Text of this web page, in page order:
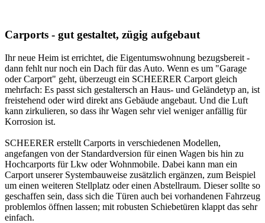
Carports - gut gestaltet, zügig aufgebaut
Ihr neue Heim ist errichtet, die Eigentumswohnung bezugsbereit -
dann fehlt nur noch ein Dach für das Auto. Wenn es um "Garage
oder Carport" geht, überzeugt ein SCHEERER Carport gleich
mehrfach: Es passt sich gestaltersch an Haus- und Geländetyp an, ist
freistehend oder wird direkt ans Gebäude angebaut. Und die Luft
kann zirkulieren, so dass ihr Wagen sehr viel weniger anfällig für
Korrosion ist.
SCHEERER erstellt Carports in verschiedenen Modellen,
angefangen von der Standardversion für einen Wagen bis hin zu
Hochcarports für Lkw oder Wohnmobile. Dabei kann man ein
Carport unserer Systembauweise zusätzlich ergänzen, zum Beispiel
um einen weiteren Stellplatz oder einen Abstellraum. Dieser sollte so
geschaffen sein, dass sich die Türen auch bei vorhandenen Fahrzeug
problemlos öffnen lassen; mit robusten Schiebetüren klappt das sehr
einfach.